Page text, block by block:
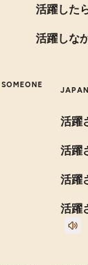
活躍した
活躍しな
活躍
活躍
活躍
活躍